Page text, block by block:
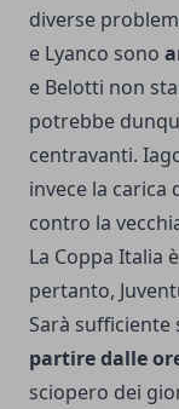
diverse
e Lyanco sono
e Belotti non
potrebbe
centravanti.
invece la carica
contro la
La Coppa Italia
pertanto,
Sarà sufficiente
partire dalle
sciopero dei